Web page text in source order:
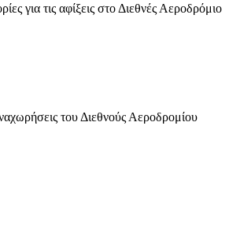
για τις αφίξεις στο Διεθνές Αεροδρόμιο
του Διεθνούς Αεροδρομίου